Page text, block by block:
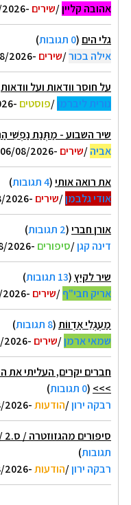
אהובה קליין/שירים -07/08/2026 01:41
גלי הים (0 תגובות
)
אילה בכור/שירים -06/08/2026 23:14
על חוסר וודאות ועל וודאות
נורית ליברמן/פוסטים -06/08/2026 21:32
שיר השבוע - מַתְּנַת נַפְשִׁי
אביה/שירים -06/08/2026 21:31
את רואה אותי(4 תגובות
)
אודי גלבמן/שירים -06/08/2026 21:01
אורן חברי(2 תגובות
)
דינה קגן/סיפורים -06/08/2026 16:01
שיר לקיץ(13 תגובות
)
אריק חבי"ף/שירים -06/08/2026 15:18
מַעְגְּלֵי אַדְווֹת(8 תגובות
)
שמאי ארמן/שירים -06/08/2026 13:27
חברים יקרים, העליתי את
>>>
(0 תגובות
)
רבקה ירון/הודעות-06/08/2026 12:20
סיפורים מהגזוזטרה / ס.2 / 7 / 8 / 9 [סוף] / בלי ניקוד.
תגובות)
רבקה ירון/הודעות-06/08/2026 12:16